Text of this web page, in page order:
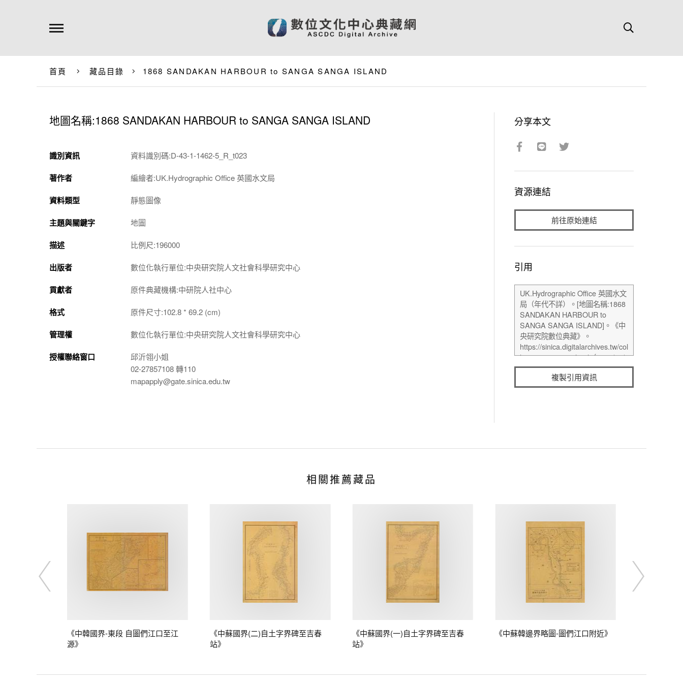
首頁 藏品目錄 1868 SANDAKAN HARBOUR to SANGA SANGA ISLAND
地圖名稱:1868 SANDAKAN HARBOUR to SANGA SANGA ISLAND
識別資訊 資料識別碼:D-43-1-1462-5_R_t023
著作者 編繪者:UK.Hydrographic Office 英國水文局
資料類型 靜態圖像
主題與關鍵字 地圖
描述 比例尺:196000
出版者 數位化執行單位:中央研究院人文社會科學研究中心
貢獻者 原件典藏機構:中研院人社中心
格式 原件尺寸:102.8 * 69.2 (cm)
管理權 數位化執行單位:中央研究院人文社會科學研究中心
授權聯絡窗口
邱沂翎小姐
02-27857108 轉110
mapapply@gate.sinica.edu.tw
分享本文
資源連結
前往原始連結
引用
複製引用資訊
相關推薦藏品
《中韓國界-東段 自圖們江口至江
源》
《中蘇國界(二)自土字界碑至吉春
站》
《中蘇國界(一)自土字界碑至吉春
站》
《中蘇韓邊界略圖-圖們江口附近》